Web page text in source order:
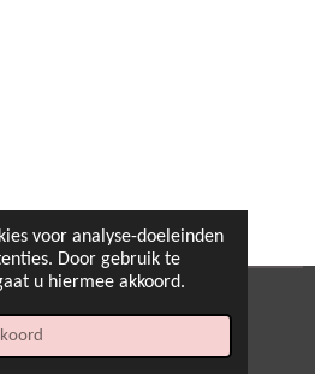
voor analyse-doeleinden
Door gebruik te
u hiermee akkoord.